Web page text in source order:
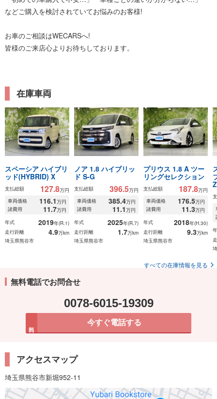
などご購入を検討されていてお悩みのお客様!
お車のご相談はWECARSへ!
皆様のご来店心よりお待ちしております。
在庫車両
スペーシア ハイブリ
ッド(HYBRID) X
支払総額 127.8万円
車両価格
116.1万円
諸費用
11.7万円
年式
2019年(R.1)
走行距離
4.9万km
埼玉県熊谷市
ノア 1.8 ハイブリッ
ド S-G
支払総額 396.5万円
車両価格
385.4万円
諸費用
11.1万円
年式
2025年(R.7)
走行距離
1.7万km
埼玉県熊谷市
プリウス 1.8 A ツー
リングセレクション
支払総額 187.8万円
車両価格
176.5万円
諸費用
11.3万円
年式
2018年(H.30)
走行距離
9.3万km
埼玉県熊谷市
Z
すべての在庫情報を見る
無料電話でお問合せ
0078-6015-19309
今すぐ電話する
アクセスマップ
埼玉県熊谷市新堀952-11